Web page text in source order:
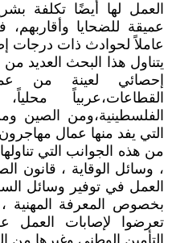
العمل لها أيضًا تكلفة
عاملاً لحوادث ذات درجات
يتناول هذا البحث العديد
إحصائي لعينة من
القطاعات،عربياً
الفلسطينية،ومن الصين
التي يفد منها عمال
من هذه الجوانب التي
، وسائل الوقاية ، قانون
العمل في توفير وسائل
بخصوص المعرفة المهنية
تعرضوا لإصابات